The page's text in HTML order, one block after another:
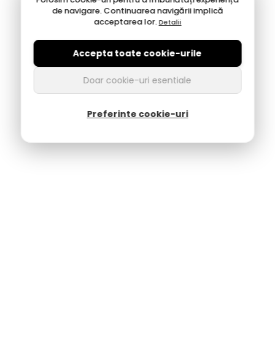
de navigare. Continuarea navigării implică
acceptarea lor.Detalii
Accepta toate cookie-urile
Doar cookie-uri esentiale
Preferinte cookie-uri